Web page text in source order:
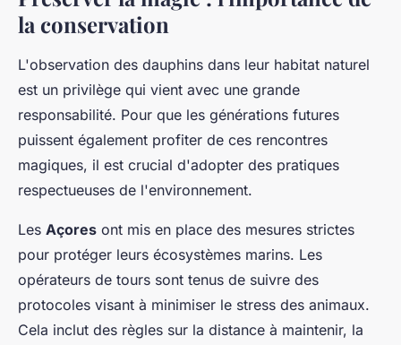
la conservation
L'observation des dauphins dans leur habitat naturel
est un privilège qui vient avec une grande
responsabilité. Pour que les générations futures
puissent également profiter de ces rencontres
magiques, il est crucial d'adopter des pratiques
respectueuses de l'environnement.
Les Açores ont mis en place des mesures strictes
pour protéger leurs écosystèmes marins. Les
opérateurs de tours sont tenus de suivre des
protocoles visant à minimiser le stress des animaux.
Cela inclut des règles sur la distance à maintenir, la